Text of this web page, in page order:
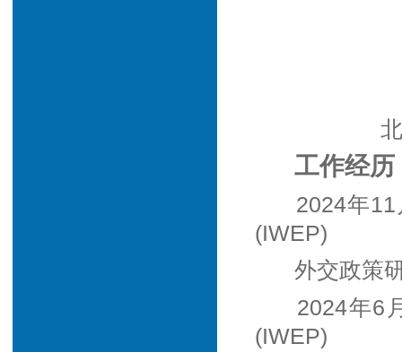
工作经历
2024年
(IWEP)
外交政策
2024年6
(IWEP)